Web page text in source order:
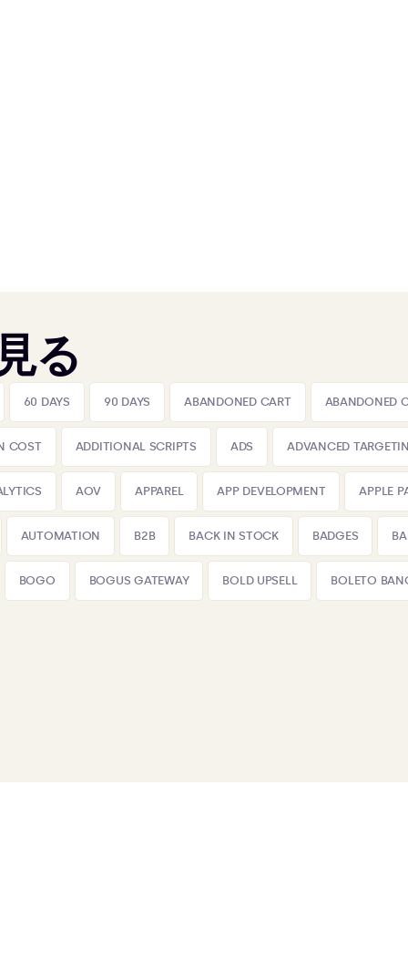
る
60 DAYS 90 DAYS ABANDONED CART ABANDONED
COST ADDITIONAL SCRIPTS ADS ADVANCED
AOV APPAREL APP DEVELOPMENT APPLE
AUTOMATION B2B BACK IN STOCK BADGES
BOGO BOGUS GATEWAY BOLD UPSELL BOLETO